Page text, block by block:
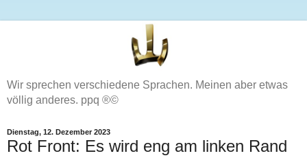
Wir sprechen verschiedene Sprachen. Meinen aber etwas
völlig anderes. ppq ®©
Dienstag, 12. Dezember 2023
Rot Front: Es wird eng am linken Rand